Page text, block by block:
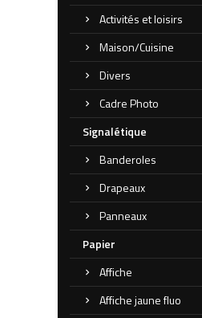
Activités et loisirs
Maison/Cuisine
Divers
Cadre Photo
Signalétique
Banderoles
Drapeaux
Panneaux
Papier
Affiche
Affiche jaune fluo